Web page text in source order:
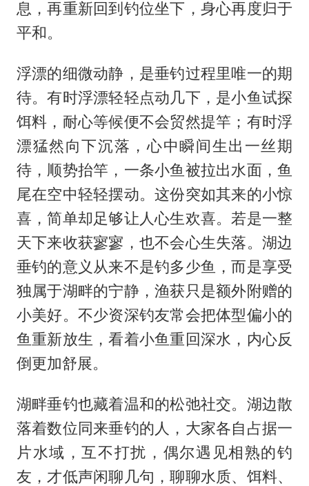
息，再重新回到钓位坐下，身心再度归于
平和。
浮漂的细微动静，是垂钓过程里唯一的期
待。有时浮漂轻轻点动几下，是小鱼试探
饵料，耐心等候便不会贸然提竿；有时浮
漂猛然向下沉落，心中瞬间生出一丝期
待，顺势抬竿，一条小鱼被拉出水面，鱼
尾在空中轻轻摆动。这份突如其来的小惊
喜，简单却足够让人心生欢喜。若是一整
天下来收获寥寥，也不会心生失落。湖边
垂钓的意义从来不是钓多少鱼，而是享受
独属于湖畔的宁静，渔获只是额外附赠的
小美好。不少资深钓友常会把体型偏小的
鱼重新放生，看着小鱼重回深水，内心反
倒更加舒展。
湖畔垂钓也藏着温和的松弛社交。湖边散
落着数位同来垂钓的人，大家各自占据一
片水域，互不打扰，偶尔遇见相熟的钓
友，才低声闲聊几句，聊聊水质、饵料、